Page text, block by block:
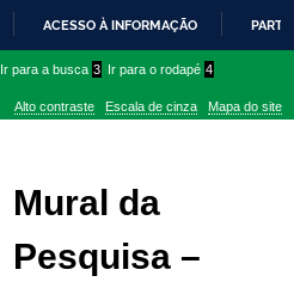
PARA
CONTEÚDO
ACESSO À INFORMAÇÃO
Ir para a busca 3 Ir para o rodapé 4
Alto contraste Escala de cinza Mapa do site
Mural da
Pesquisa –